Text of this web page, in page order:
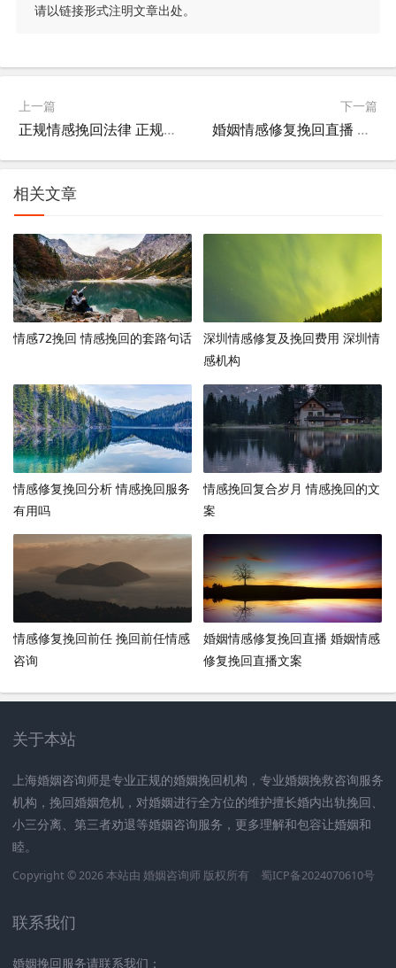
请以链接形式注明文章出处。
上一篇
正规情感挽回法律 正规情感挽回法律责任
下一篇
婚姻情感修复挽回直播 婚姻情感修复挽回直播文案
相关文章
情感72挽回 情感挽回的套路句话
深圳情感修复及挽回费用 深圳情
感机构
情感修复挽回分析 情感挽回服务
有用吗
情感挽回复合岁月 情感挽回的文
案
情感修复挽回前任 挽回前任情感
咨询
婚姻情感修复挽回直播 婚姻情感
修复挽回直播文案
关于本站
上海婚姻咨询师是专业正规的婚姻挽回机构，专业婚姻挽救咨询服务
机构，挽回婚姻危机，对婚姻进行全方位的维护擅长婚内出轨挽回、
小三分离、第三者劝退等婚姻咨询服务，更多理解和包容让婚姻和
睦。
Copyright © 2026 本站由 婚姻咨询师 版权所有 蜀ICP备2024070610号
联系我们
婚姻挽回服务请联系我们：